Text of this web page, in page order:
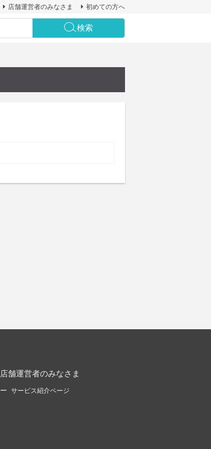
店舗運営者のみなさま 初めての方へ
検索
店舗運営者のみなさま
サービス紹介ページ